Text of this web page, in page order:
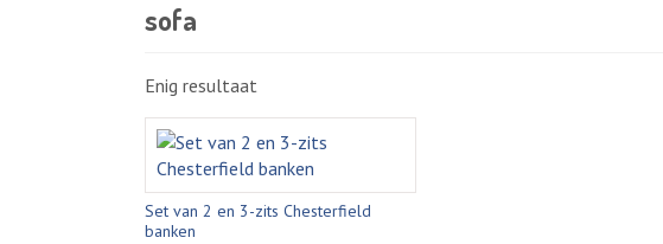
sofa
Enig resultaat
Set van 2 en 3-zits Chesterfield
banken